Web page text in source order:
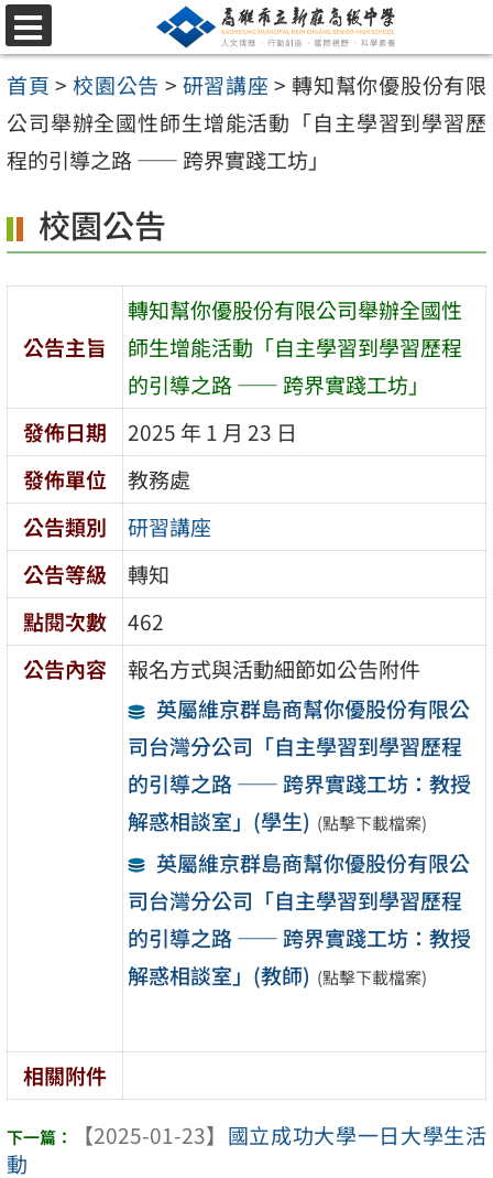
跳
至
主
要
內
區
選
單
首頁 > 校園公告 > 研習講座 > 轉知幫你優股份有限
公司舉辦全國性師生增能活動「自主學習到學習歷
程的引導之路 —— 跨界實踐工坊」
校園公告
公告主旨
轉知幫你優股份有限公司舉辦全國性
師生增能活動「自主學習到學習歷程
的引導之路 —— 跨界實踐工坊」
發佈日期
2025 年 1 月 23 日
發佈單位
教務處
公告類別
研習講座
公告等級
轉知
點閱次數
462
公告內容
報名方式與活動細節如公告附件
英屬維京群島商幫你優股份有限公
司台灣分公司「自主學習到學習歷程
的引導之路 —— 跨界實踐工坊：教授
解惑相談室」(學生) (點擊下載檔案)
英屬維京群島商幫你優股份有限公
司台灣分公司「自主學習到學習歷程
的引導之路 —— 跨界實踐工坊：教授
解惑相談室」(教師) (點擊下載檔案)
相關附件
【2025-01-23】 國立成功大學一日大學生活
動